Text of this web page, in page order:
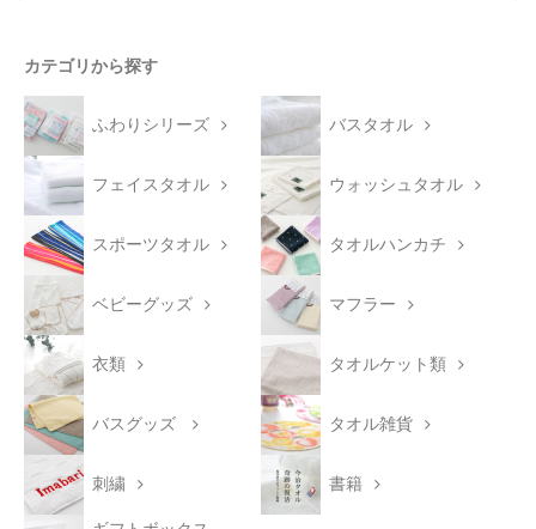
カテゴリから探す
ふわりシリーズ バスタオル
フェイスタオル ウォッシュタオル
スポーツタオル タオルハンカチ
ベビーグッズ マフラー
衣類 タオルケット類
バスグッズ タオル雑貨
刺繍 書籍